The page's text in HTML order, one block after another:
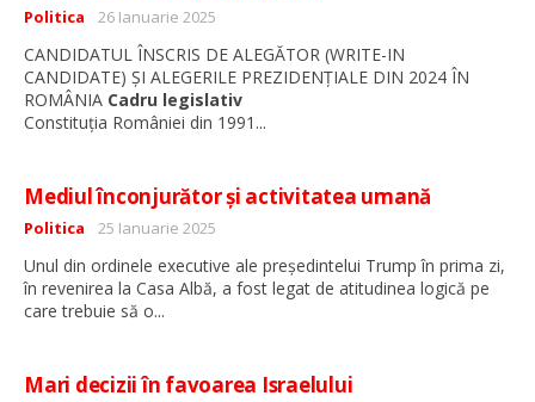
Detalii
Politica 26 Ianuarie 2025
CANDIDATUL ÎNSCRIS DE ALEGĂTOR (WRITE-IN
CANDIDATE) ȘI ALEGERILE PREZIDENȚIALE DIN 2024 ÎN
ROMÂNIA Cadru legislativ
Constituția României din 1991 ...
Mediul înconjurător și activitatea umană
Detalii
Politica 25 Ianuarie 2025
Unul din ordinele executive ale președintelui Trump în prima zi,
în revenirea la Casa Albă, a fost legat de atitudinea logică pe
care trebuie să o...
Mari decizii în favoarea Israelului